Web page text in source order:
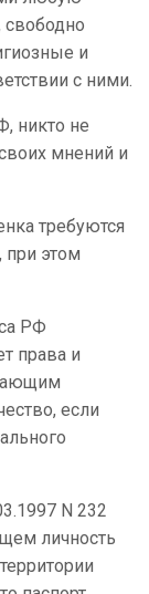
свободно
и
с ними.
никто не
мнений и
требуются
этом
РФ
права и
если
N 232
личность